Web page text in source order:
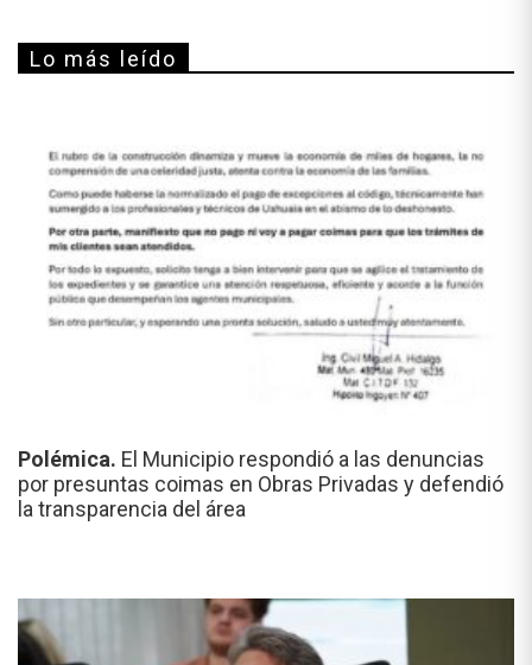
Lo más leído
Polémica. El Municipio respondió a las denuncias
por presuntas coimas en Obras Privadas y defendió
la transparencia del área